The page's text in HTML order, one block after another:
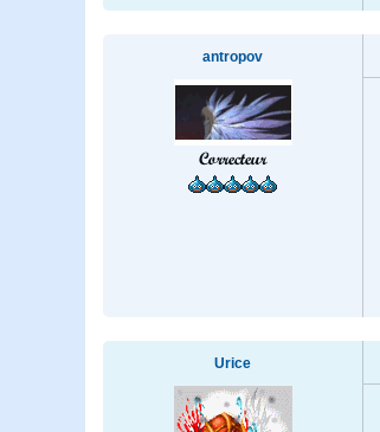
antropov
Correcteur
Urice